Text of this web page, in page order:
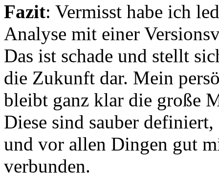
Fazit: Vermisst habe ich
Analyse mit einer
Das ist schade und stellt
die Zukunft dar. Mein
bleibt ganz klar die große
Diese sind sauber
und vor allen Dingen gut
verbunden.